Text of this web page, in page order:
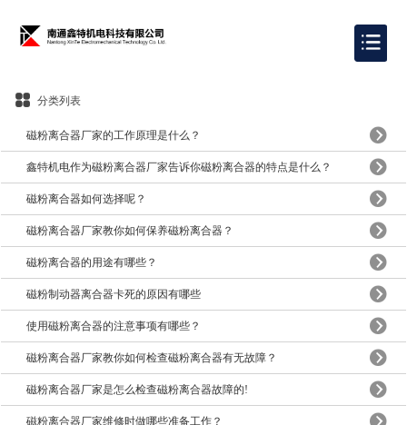
分类列表
磁粉离合器厂家的工作原理是什么？
鑫特机电作为磁粉离合器厂家告诉你磁粉离合器的特点是什么？
磁粉离合器如何选择呢？
磁粉离合器厂家教你如何保养磁粉离合器？
磁粉离合器的用途有哪些？
磁粉制动器离合器卡死的原因有哪些
使用磁粉离合器的注意事项有哪些？
磁粉离合器厂家教你如何检查磁粉离合器有无故障？
磁粉离合器厂家是怎么检查磁粉离合器故障的!
磁粉离合器厂家维修时做哪些准备工作？